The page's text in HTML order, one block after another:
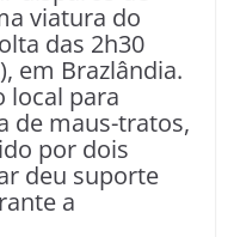
viatura do
das 2h30
em Brazlândia.
local para
de maus-tratos,
por dois
deu suporte
a